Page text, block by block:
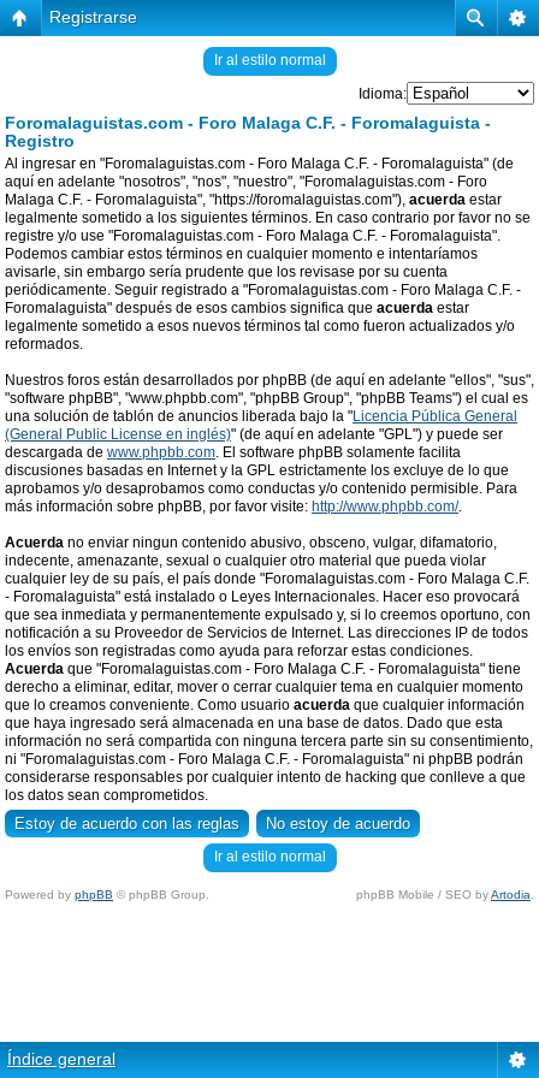
Registrarse
Ir al estilo normal
Idioma:
Foromalaguistas.com - Foro Malaga C.F. - Foromalaguista -
Registro
Al ingresar en "Foromalaguistas.com - Foro Malaga C.F. - Foromalaguista" (de
aquí en adelante "nosotros", "nos", "nuestro", "Foromalaguistas.com - Foro
Malaga C.F. - Foromalaguista", "https://foromalaguistas.com"), acuerda estar
legalmente sometido a los siguientes términos. En caso contrario por favor no se
registre y/o use "Foromalaguistas.com - Foro Malaga C.F. - Foromalaguista".
Podemos cambiar estos términos en cualquier momento e intentaríamos
avisarle, sin embargo sería prudente que los revisase por su cuenta
periódicamente. Seguir registrado a "Foromalaguistas.com - Foro Malaga C.F. -
Foromalaguista" después de esos cambios significa que acuerda estar
legalmente sometido a esos nuevos términos tal como fueron actualizados y/o
reformados.
Nuestros foros están desarrollados por phpBB (de aquí en adelante "ellos", "sus",
"software phpBB", "www.phpbb.com", "phpBB Group", "phpBB Teams") el cual es
una solución de tablón de anuncios liberada bajo la "Licencia Pública General
(General Public License en inglés)" (de aquí en adelante "GPL") y puede ser
descargada de www.phpbb.com. El software phpBB solamente facilita
discusiones basadas en Internet y la GPL estrictamente los excluye de lo que
aprobamos y/o desaprobamos como conductas y/o contenido permisible. Para
más información sobre phpBB, por favor visite: http://www.phpbb.com/.
Acuerda no enviar ningun contenido abusivo, obsceno, vulgar, difamatorio,
indecente, amenazante, sexual o cualquier otro material que pueda violar
cualquier ley de su país, el país donde "Foromalaguistas.com - Foro Malaga C.F.
- Foromalaguista" está instalado o Leyes Internacionales. Hacer eso provocará
que sea inmediata y permanentemente expulsado y, si lo creemos oportuno, con
notificación a su Proveedor de Servicios de Internet. Las direcciones IP de todos
los envíos son registradas como ayuda para reforzar estas condiciones.
Acuerda que "Foromalaguistas.com - Foro Malaga C.F. - Foromalaguista" tiene
derecho a eliminar, editar, mover o cerrar cualquier tema en cualquier momento
que lo creamos conveniente. Como usuario acuerda que cualquier información
que haya ingresado será almacenada en una base de datos. Dado que esta
información no será compartida con ninguna tercera parte sin su consentimiento,
ni "Foromalaguistas.com - Foro Malaga C.F. - Foromalaguista" ni phpBB podrán
considerarse responsables por cualquier intento de hacking que conlleve a que
los datos sean comprometidos.
Ir al estilo normal
Powered by phpBB © phpBB Group. phpBB Mobile / SEO byArtodia
Índice general